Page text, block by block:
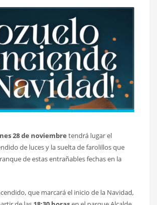
28 de noviembre tendrá lugar el
de luces y la suelta de farolillos que
de estas entrañables fechas en la
que marcará el inicio de la Navidad,